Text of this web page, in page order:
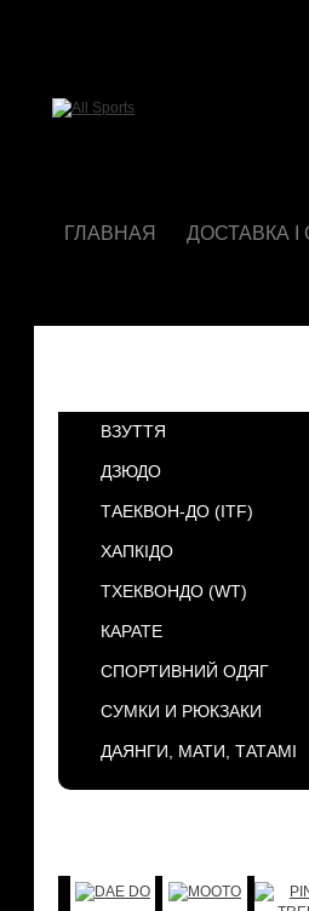
ГЛАВНАЯ ДОСТАВКА І
ВЗУТТЯ
ДЗЮДО
ТАЕКВОН-ДО (ІТF)
ХАПКІДО
ТХЕКВОНДО (WT)
КАРАТЕ
СПОРТИВНИЙ ОДЯГ
СУМКИ И РЮКЗАКИ
ДАЯНГИ, МАТИ, ТАТАМІ